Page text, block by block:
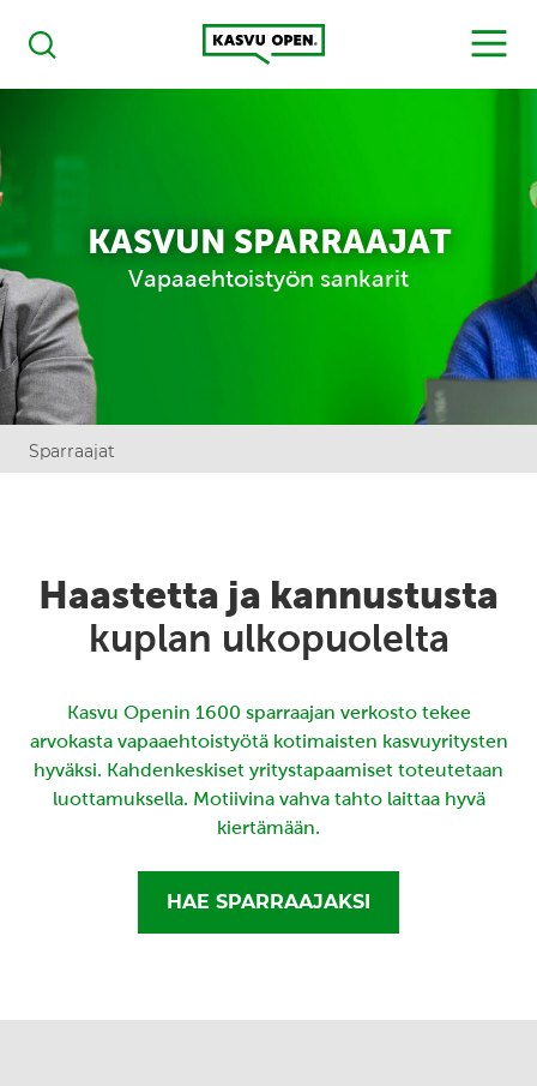
Haku
Kasvu Open
MENU
KASVUN SPARRAAJAT
Vapaaehtoistyön sankarit
Sparraajat
Haastetta ja kannustusta
kuplan ulkopuolelta
Kasvu Openin 1600 sparraajan verkosto tekee
arvokasta vapaaehtoistyötä kotimaisten kasvuyritysten
hyväksi. Kahdenkeskiset yritystapaamiset toteutetaan
luottamuksella. Motiivina vahva tahto laittaa hyvä
kiertämään.
HAE SPARRAAJAKSI